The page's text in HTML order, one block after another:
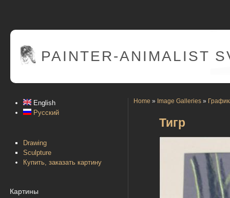
PAINTER-ANIMALIST
English
Русский
Drawing
Sculpture
Купить, заказать картину
Картины
Home » Image Galleries »
Тигр